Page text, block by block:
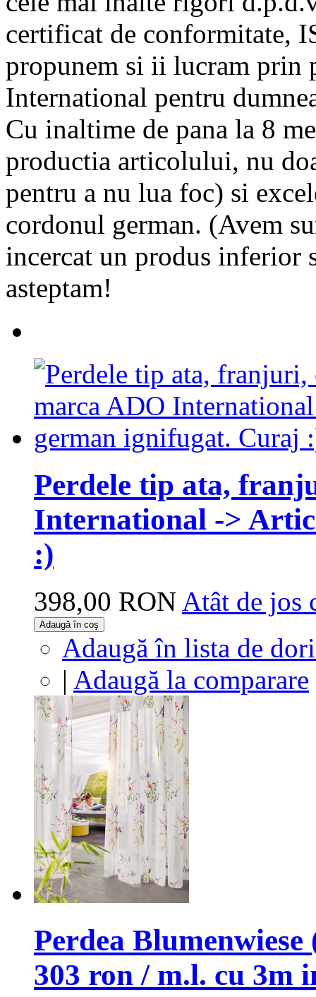
certificat de conformitate,
propunem si ii lucram prin
International pentru
Cu inaltime de pana la 8
productia articolului, nu
pentru a nu lua foc) si
cordonul german. (Avem
incercat un produs inferior
asteptam!
Perdele tip ata,
International ->
:)
398,00 RON Atât de jos
Adaugă în coş
Adaugă în lista de
| Adaugă la comparare
Perdea
303 ron / m.l. cu 3m